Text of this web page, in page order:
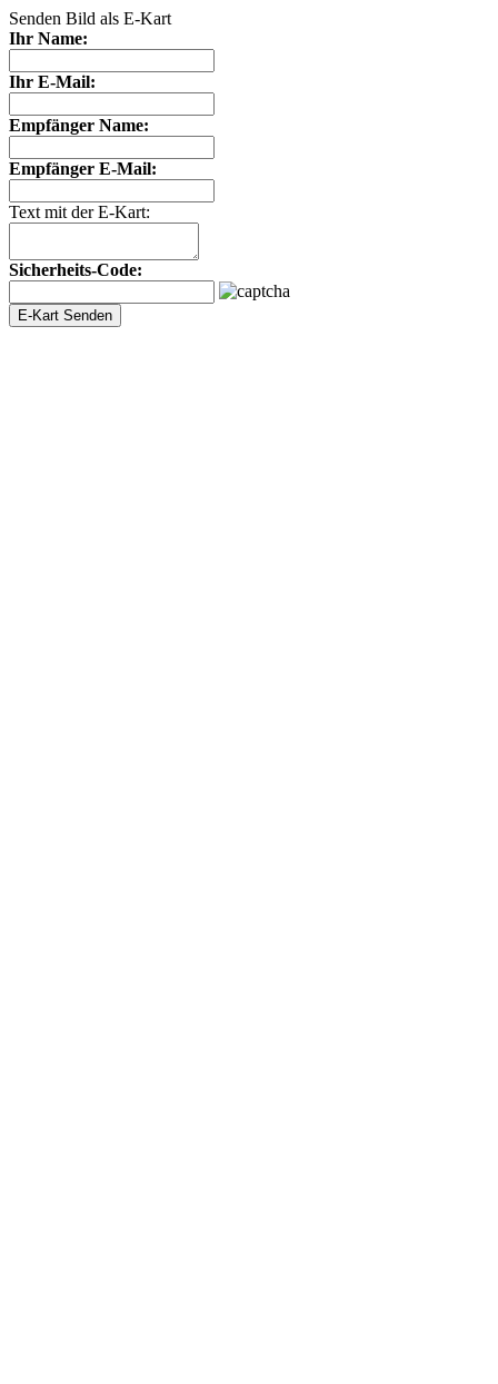
Senden Bild als E-Kart
Ihr Name:
Ihr E-Mail:
Empfänger Name:
Empfänger E-Mail:
Text mit der E-Kart:
Sicherheits-Code: